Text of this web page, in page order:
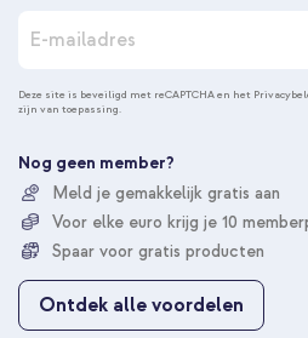
n
n
e
u
o
p
z
Deze site is beveiligd met reCAPTCHA en het
zijn van toepassing.
Nog geen member?
Meld je gemakkelijk gratis aan
Voor elke euro krijg je 10
Spaar voor gratis producten
Ontdek alle voordelen